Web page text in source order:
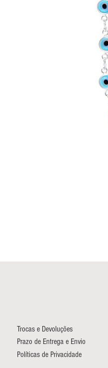
Trocas e Devoluções
Prazo de Entrega e Envio
Políticas de Privacidade